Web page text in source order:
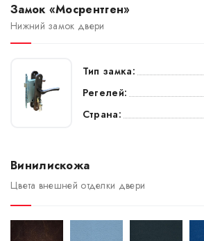
Замок «Мосрентген»
Нижний замок двери
Тип замка:
Регелей:
Страна:
Винилискожа
Цвета внешней отделки двери